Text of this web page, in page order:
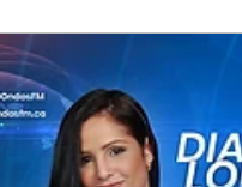
ESPECTACULOS
TECNOLOGIA